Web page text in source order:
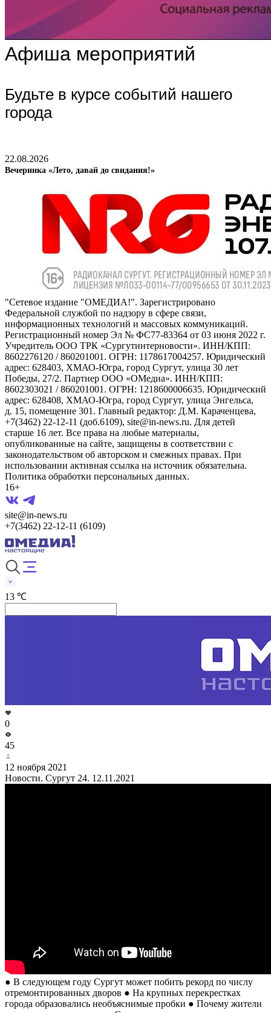
Афиша мероприятий
Будьте в курсе событий нашего
города
22.08.2026
Вечеринка «Лето, давай до свидания!»
"Сетевое издание "ОМЕДИА!". Зарегистрировано
Федеральной службой по надзору в сфере связи,
информационных технологий и массовых коммуникаций.
Регистрационный номер Эл № ФС77-83364 от 03 июня 2022 г.
Учредитель ООО ТРК «Сургутинтерновости». ИНН/КПП:
8602276120 / 860201001. ОГРН: 1178617004257. Юридический
адрес: 628403, ХМАО-Югра, город Сургут, улица 30 лет
Победы, 27/2. Партнер ООО «ОМедиа». ИНН/КПП:
8602303021 / 860201001. ОГРН: 1218600006635. Юридический
адрес: 628408, ХМАО-Югра, город Сургут, улица Энгельса,
д. 15, помещение 301. Главный редактор: Д.М. Караченцева,
+7(3462) 22-12-11 (доб.6109), site@in-news.ru. Для детей
старше 16 лет. Все права на любые материалы,
опубликованные на сайте, защищены в соответствии с
законодательством об авторском и смежных правах. При
использовании активная ссылка на источник обязательна.
Политика обработки персональных данных.
16+
site@in-news.ru
+7(3462) 22-12-11 (6109)
13 ℃
0
45
12 ноября 2021
Новости. Сургут 24. 12.11.2021
● В следующем году Сургут может побить рекорд по числу
отремонтированных дворов ● На крупных перекрестках
города образовались необъяснимые пробки ● Почему жители